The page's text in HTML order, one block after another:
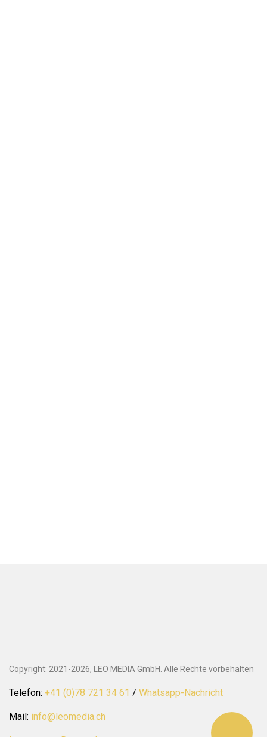
Copyright: 2021-2026, LEO MEDIA GmbH. Alle Rechte vorbehalten
Telefon: +41 (0)78 721 34 61 / Whatsapp-Nachricht
Mail: info@leomedia.ch